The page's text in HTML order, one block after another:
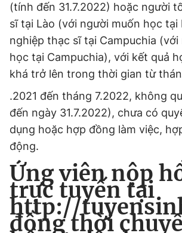
(tính đến 31.7.2022) hoặc người
sĩ tại Lào (với người muốn học
nghiệp thạc sĩ tại Campuchia (với
học tại Campuchia), với kết quả
khá trở lên trong thời gian từ
.2021 đến tháng 7.2022, không
đến ngày 31.7.2022), chưa có
dụng hoặc hợp đồng làm việc,
động.
Ứng viên nộp
trực tuyến tại
http://
đồng thời